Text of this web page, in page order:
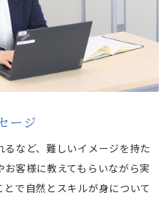
ージ
など、難しいイメージを持た
客様に教えてもらいながら実
で自然とスキルが身について